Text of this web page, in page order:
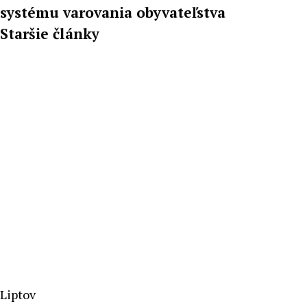
systému varovania obyvateľstva
Staršie články
Liptov